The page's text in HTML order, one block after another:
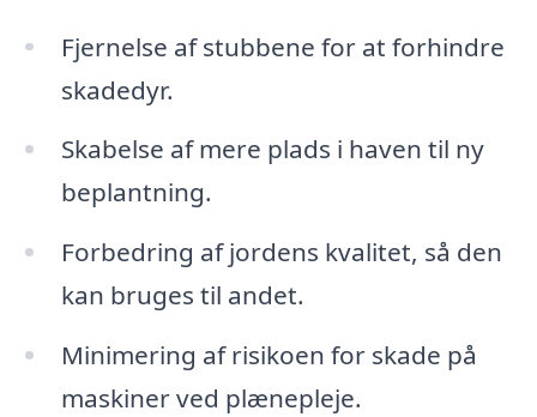
Fjernelse af stubbene for at forhindre
skadedyr.
Skabelse af mere plads i haven til ny
beplantning.
Forbedring af jordens kvalitet, så den
kan bruges til andet.
Minimering af risikoen for skade på
maskiner ved plænepleje.